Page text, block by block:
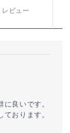
レビュー
良いです。
おります。